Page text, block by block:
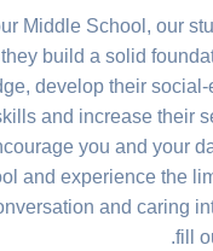
Middle School, our
build a solid
develop their
and increase their
you and your
and experience the
and caring
fill